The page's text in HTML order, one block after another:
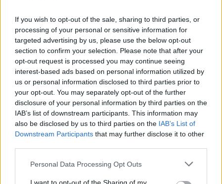
If you wish to opt-out of the sale, sharing to third parties, or
processing of your personal or sensitive information for
targeted advertising by us, please use the below opt-out
section to confirm your selection. Please note that after your
opt-out request is processed you may continue seeing
interest-based ads based on personal information utilized by
us or personal information disclosed to third parties prior to
your opt-out. You may separately opt-out of the further
disclosure of your personal information by third parties on the
IAB’s list of downstream participants. This information may
also be disclosed by us to third parties on the IAB’s List of
Downstream Participants that may further disclose it to other
Personal Data Processing Opt Outs
ΠΕΡΙΣΣΌΤΕΡΑ ΣΕ ΑΥΤΉ ΤΗΝ ΚΑΤΗΓΟΡΊΑ
Πράσινο φως από το
συμφωνία για το
τη στήριξη της ευρωπαϊκής